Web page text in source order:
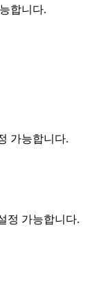
합니다.
가능합니다.
정 가능합니다.